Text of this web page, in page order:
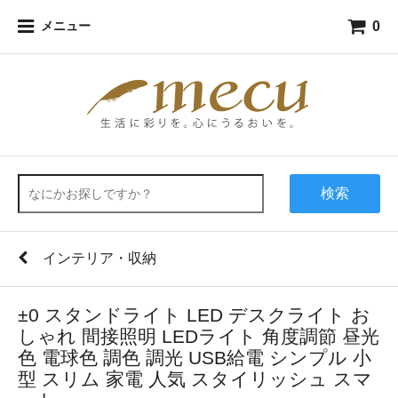
メニュー 0
検索
インテリア・収納
±0 スタンドライト LED デスクライト お
しゃれ 間接照明 LEDライト 角度調節 昼光
色 電球色 調色 調光 USB給電 シンプル 小
型 スリム 家電 人気 スタイリッシュ スマ